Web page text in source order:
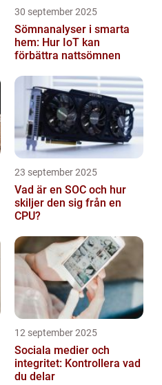
30 september 2025
Sömnanalyser i smarta
hem: Hur IoT kan
förbättra nattsömnen
23 september 2025
Vad är en SOC och hur
skiljer den sig från en
CPU?
12 september 2025
Sociala medier och
integritet: Kontrollera vad
du delar